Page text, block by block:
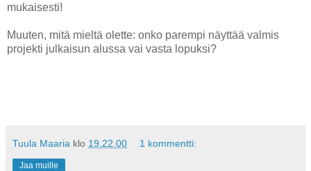
mukaisesti!
Muuten, mitä mieltä olette: onko parempi näyttää valmis
projekti julkaisun alussa vai vasta lopuksi?
Tuula Maaria klo 19.22.00 1 kommentti:
Jaa muille